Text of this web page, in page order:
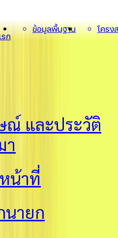
ก
ข้อมูลพื้นฐาน โครง
และประวัติ
า
น้าที่
นายก